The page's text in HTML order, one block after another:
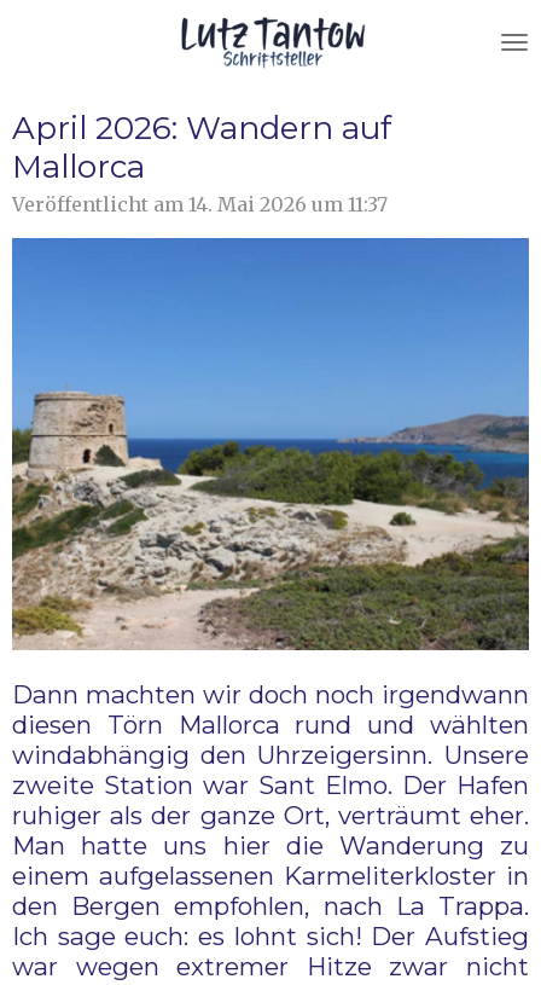
April 2026: Wandern auf
Mallorca
Veröffentlicht am 14. Mai 2026 um 11:37
Dann machten wir doch noch irgendwann
diesen Törn Mallorca rund und wählten
windabhängig den Uhrzeigersinn. Unsere
zweite Station war Sant Elmo. Der Hafen
ruhiger als der ganze Ort, verträumt eher.
Man hatte uns hier die Wanderung zu
einem aufgelassenen Karmeliterkloster in
den Bergen empfohlen, nach La Trappa.
Ich sage euch: es lohnt sich! Der Aufstieg
war wegen extremer Hitze zwar nicht